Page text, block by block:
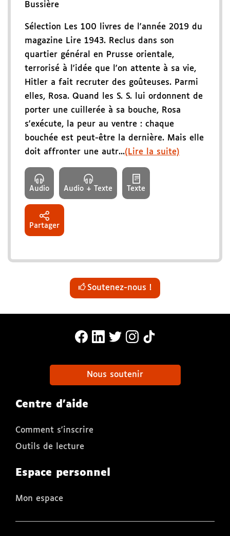
Bussière
Sélection Les 100 livres de l'année 2019 du
magazine Lire 1943. Reclus dans son
quartier général en Prusse orientale,
terrorisé à l'idée que l'on attente à sa vie,
Hitler a fait recruter des goûteuses. Parmi
elles, Rosa. Quand les S. S. lui ordonnent de
porter une cuillerée à sa bouche, Rosa
s'exécute, la peur au ventre : chaque
bouchée est peut-être la dernière. Mais elle
doit affronter une autr...(Lire la suite)
Audio Audio + Texte Texte
Partager
Soutenez-nous !
MonaLira Sur Facebook (nouvelle
MonaLira Sur Linkedin
MonaLira Sur Twitter
MonaLira Sur
Nous soutenir
Centre d'aide
Comment s'inscrire
Outils de lecture
Espace personnel
Mon espace